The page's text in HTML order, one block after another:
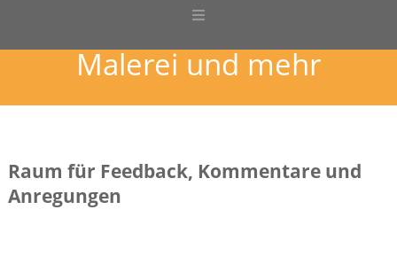
Malerei und mehr
Raum für Feedback, Kommentare und
Anregungen